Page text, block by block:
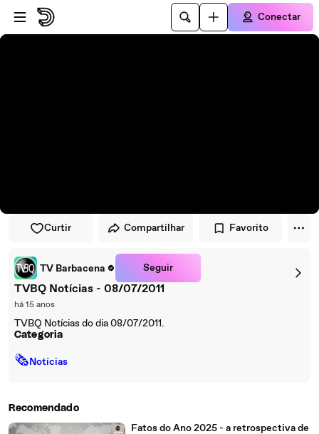
Pular para o player
Ir para o conteúdo principal
Conectar
Curtir Compartilhar Favorito
TV Barbacena Seguir
TVBQ Notícias - 08/07/2011
há 15 anos
TVBQ Notícias do dia 08/07/2011.
Categoria
🗞Notícias
Recomendado
Fatos do Ano 2025 - a retrospectiva de